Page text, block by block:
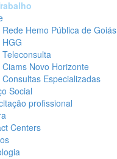
Rede Hemo Pública de Goiás
HGG
Teleconsulta
Ciams Novo Horizonte
Consultas Especializadas
Social
profissional
Centers